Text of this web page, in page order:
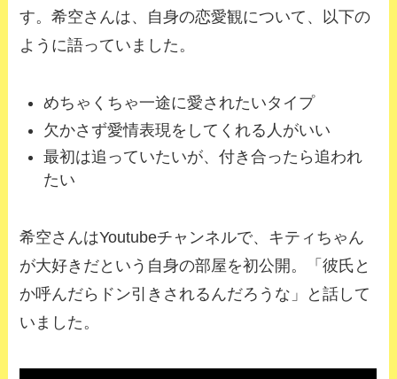
す。希空さんは、自身の恋愛観について、以下の
ように語っていました。
めちゃくちゃ一途に愛されたいタイプ
欠かさず愛情表現をしてくれる人がいい
最初は追っていたいが、付き合ったら追われ
たい
希空さんはYoutubeチャンネルで、キティちゃん
が大好きだという自身の部屋を初公開。「彼氏と
か呼んだらドン引きされるんだろうな」と話して
いました。